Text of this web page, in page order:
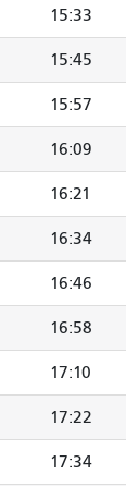
15:33
15:45
15:57
16:09
16:21
16:34
16:46
16:58
17:10
17:22
17:34